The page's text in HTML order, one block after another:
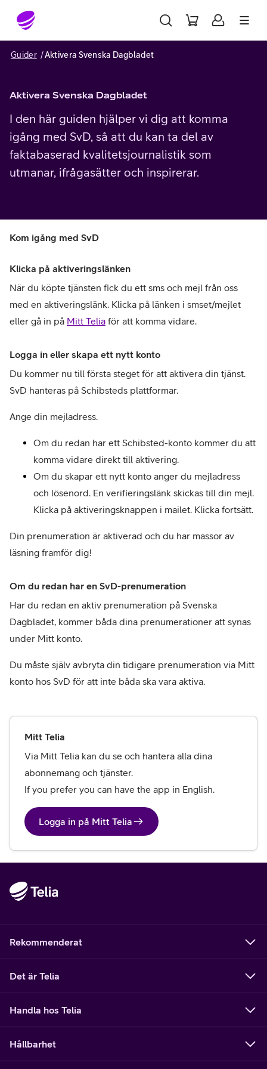
Gå till sidans innehåll
Guider Aktivera Svenska Dagbladet
Aktivera Svenska Dagbladet
I den här guiden hjälper vi dig att komma
igång med SvD, så att du kan ta del av
faktabaserad kvalitetsjournalistik som
utmanar, ifrågasätter och inspirerar.
Kom igång med SvD
Klicka på aktiveringslänken
När du köpte tjänsten fick du ett sms och mejl från oss
med en aktiveringslänk. Klicka på länken i smset/mejlet
eller gå in på Mitt Telia för att komma vidare.
Logga in eller skapa ett nytt konto
Du kommer nu till första steget för att aktivera din tjänst.
SvD hanteras på Schibsteds plattformar.
Ange din mejladress.
Om du redan har ett Schibsted-konto kommer du att
komma vidare direkt till aktivering.
Om du skapar ett nytt konto anger du mejladress
och lösenord. En verifieringslänk skickas till din mejl.
Klicka på aktiveringsknappen i mailet. Klicka fortsätt.
Din prenumeration är aktiverad och du har massor av
läsning framför dig!
Om du redan har en SvD-prenumeration
Har du redan en aktiv prenumeration på Svenska
Dagbladet, kommer båda dina prenumerationer att synas
under Mitt konto.
Du måste själv avbryta din tidigare prenumeration via Mitt
konto hos SvD för att inte båda ska vara aktiva.
Mitt Telia
Via Mitt Telia kan du se och hantera alla dina
abonnemang och tjänster.
If you prefer you can have the app in English.
Logga in på Mitt Telia
Rekommenderat
Det är Telia
Handla hos Telia
Hållbarhet